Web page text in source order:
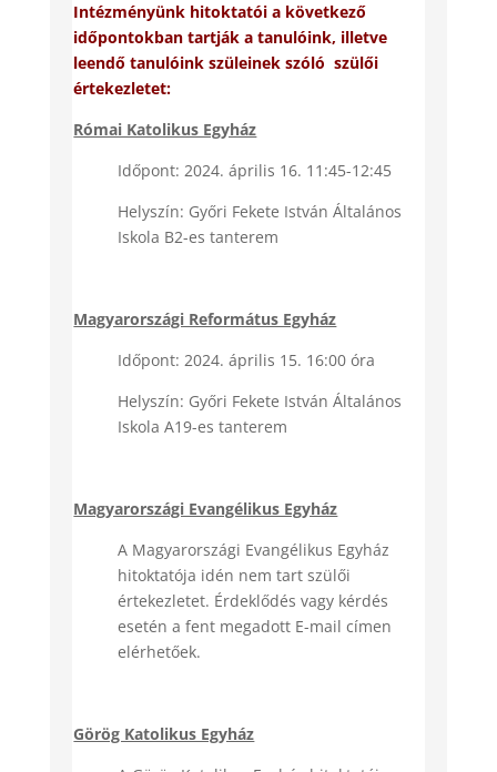
Intézményünk hitoktatói a következő
időpontokban tartják a tanulóink, illetve
leendő tanulóink szüleinek szóló szülői
értekezletet:
Római Katolikus Egyház
Időpont: 2024. április 16. 11:45-12:45
Helyszín: Győri Fekete István Általános
Iskola B2-es tanterem
Magyarországi Református Egyház
Időpont: 2024. április 15. 16:00 óra
Helyszín: Győri Fekete István Általános
Iskola A19-es tanterem
Magyarországi Evangélikus Egyház
A Magyarországi Evangélikus Egyház
hitoktatója idén nem tart szülői
értekezletet. Érdeklődés vagy kérdés
esetén a fent megadott E-mail címen
elérhetőek.
Görög Katolikus Egyház